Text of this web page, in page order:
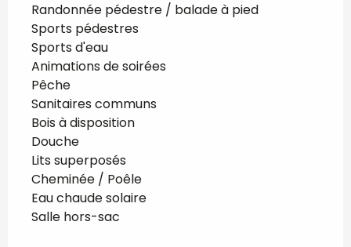
Randonnée pédestre / balade à pied
Sports pédestres
Sports d'eau
Animations de soirées
Pêche
Sanitaires communs
Bois à disposition
Douche
Lits superposés
Cheminée / Poêle
Eau chaude solaire
Salle hors-sac